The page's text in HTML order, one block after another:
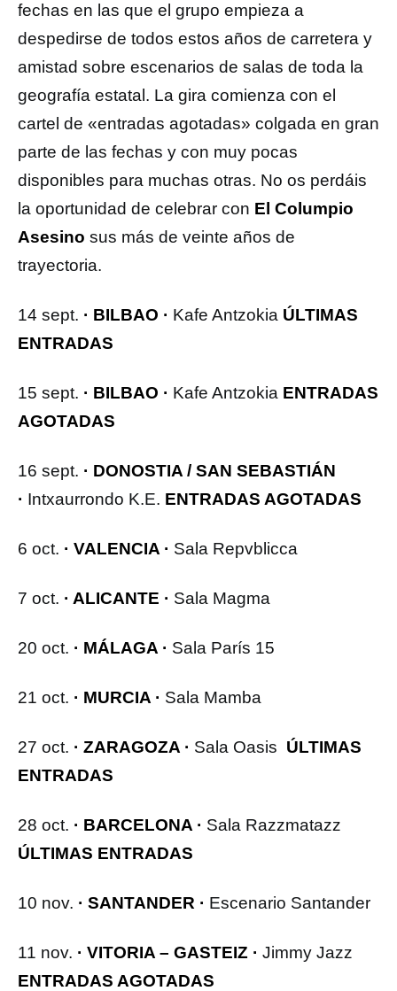
fechas en las que el grupo empieza a
despedirse de todos estos años de carretera y
amistad sobre escenarios de salas de toda la
geografía estatal. La gira comienza con el
cartel de «entradas agotadas» colgada en gran
parte de las fechas y con muy pocas
disponibles para muchas otras. No os perdáis
la oportunidad de celebrar con El Columpio
Asesino sus más de veinte años de
trayectoria.
14 sept. · BILBAO · Kafe Antzokia ÚLTIMAS
ENTRADAS
15 sept. · BILBAO · Kafe Antzokia ENTRADAS
AGOTADAS
16 sept. · DONOSTIA / SAN SEBASTIÁN
· Intxaurrondo K.E. ENTRADAS AGOTADAS
6 oct. · VALENCIA · Sala Repvblicca
7 oct. · ALICANTE · Sala Magma
20 oct. · MÁLAGA · Sala París 15
21 oct. · MURCIA · Sala Mamba
27 oct. · ZARAGOZA · Sala Oasis ÚLTIMAS
ENTRADAS
28 oct. · BARCELONA · Sala Razzmatazz
ÚLTIMAS ENTRADAS
10 nov. · SANTANDER · Escenario Santander
11 nov. · VITORIA – GASTEIZ · Jimmy Jazz
ENTRADAS AGOTADAS